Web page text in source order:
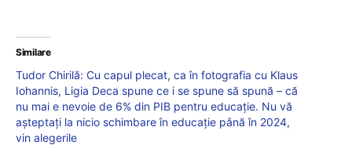
Similare
Tudor Chirilă: Cu capul plecat, ca în fotografia cu Klaus
Iohannis, Ligia Deca spune ce i se spune să spună – că
nu mai e nevoie de 6% din PIB pentru educație. Nu vă
așteptați la nicio schimbare în educație până în 2024,
vin alegerile